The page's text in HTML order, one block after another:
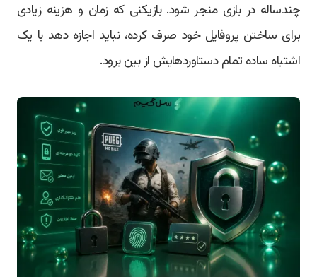
چندساله در بازی منجر شود. بازیکنی که زمان و هزینه زیادی
برای ساختن پروفایل خود صرف کرده، نباید اجازه دهد با یک
اشتباه ساده تمام دستاوردهایش از بین برود.